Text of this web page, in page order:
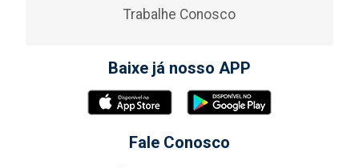
Trabalhe Conosco
Baixe já nosso APP
Fale Conosco